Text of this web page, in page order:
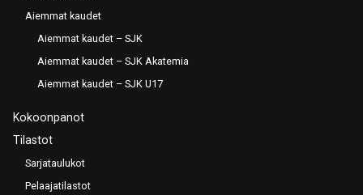
Aiemmat kaudet
Aiemmat kaudet – SJK
Aiemmat kaudet – SJK Akatemia
Aiemmat kaudet – SJK U17
Kokoonpanot
Tilastot
Sarjataulukot
Pelaajatilastot